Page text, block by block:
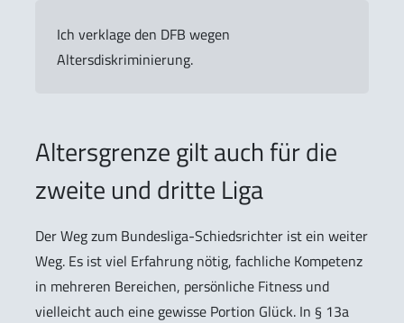
Ich verklage den DFB wegen
Altersdiskriminierung.
Altersgrenze gilt auch für die
zweite und dritte Liga
Der Weg zum Bundesliga-Schiedsrichter ist ein weiter
Weg. Es ist viel Erfahrung nötig, fachliche Kompetenz
in mehreren Bereichen, persönliche Fitness und
vielleicht auch eine gewisse Portion Glück. In § 13a